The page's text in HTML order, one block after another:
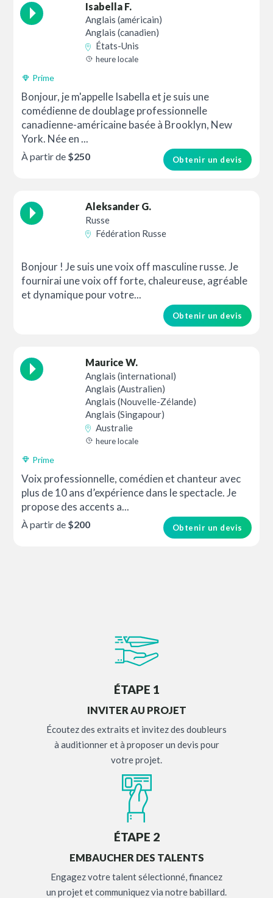
Isabella F.
Anglais (américain)
Anglais (canadien)
États-Unis
heure locale
Prime
Bonjour, je m'appelle Isabella et je suis une
comédienne de doublage professionnelle
canadienne-américaine basée à Brooklyn, New
York. Née en ...
Obtenir un devis
À partir de $250
Aleksander G.
Russe
Fédération Russe
Bonjour ! Je suis une voix off masculine russe. Je
fournirai une voix off forte, chaleureuse, agréable
et dynamique pour votre...
Obtenir un devis
Maurice W.
Anglais (international)
Anglais (Australien)
Anglais (Nouvelle-Zélande)
Anglais (Singapour)
Australie
heure locale
Prime
Voix professionnelle, comédien et chanteur avec
plus de 10 ans d’expérience dans le spectacle. Je
propose des accents a...
Obtenir un devis
À partir de $200
ÉTAPE 1
INVITER AU PROJET
Écoutez des extraits et invitez des doubleurs
à auditionner et à proposer un devis pour
votre projet.
ÉTAPE 2
EMBAUCHER DES TALENTS
Engagez votre talent sélectionné, financez
un projet et communiquez via notre babillard.